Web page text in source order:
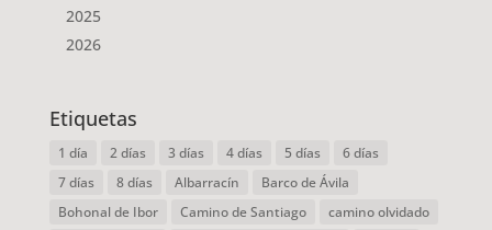
2025
2026
Etiquetas
1 día 2 días 3 días 4 días 5 días
6 días
7 días
8 días Albarracín
Barco de Ávila
Bohonal de Ibor
Camino de Santiago
camino olvidado